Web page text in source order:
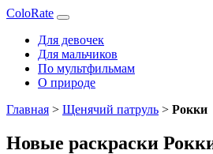
ColoRate
Для девочек
Для мальчиков
По мультфильмам
О природе
Главная > Щенячий патруль > Рокки
Новые раскраски